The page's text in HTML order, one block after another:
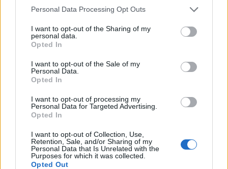
Please note that this website/app uses one or more Google
not limited to your visit or usage behaviour. You may click to
grant or deny consent to Google and its third-party tags to
use your data for below specified purposes in below Google
consent section.
Personal Data Processing Opt Outs
I want to opt-out of the Sharing of my
personal data.
Opted In
I want to opt-out of the Sale of my
Personal Data.
Opted In
I want to opt-out of processing my
Personal Data for Targeted Advertising.
Opted In
I want to opt-out of Collection, Use,
Retention, Sale, and/or Sharing of my
Personal Data that Is Unrelated with the
Purposes for which it was collected.
Opted Out